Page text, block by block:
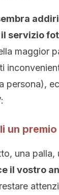
servizio
maggior
persona),
un premio
una
il vostro